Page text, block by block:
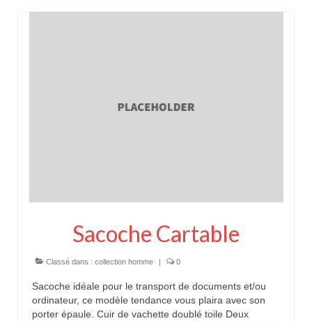
Sacoche Cartable
Classé dans : collection homme 0
Sacoche idéale pour le transport de documents et/ou
ordinateur, ce modèle tendance vous plaira avec son
porter épaule. Cuir de vachette doublé toile Deux